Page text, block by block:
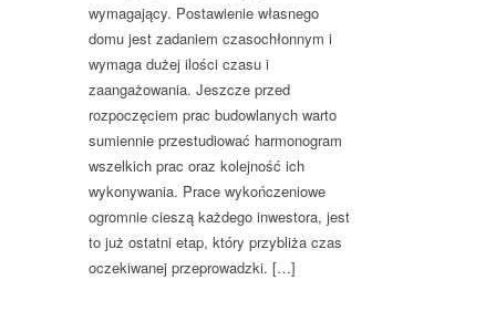
wymagający. Postawienie własnego
domu jest zadaniem czasochłonnym i
wymaga dużej ilości czasu i
zaangażowania. Jeszcze przed
rozpoczęciem prac budowlanych warto
sumiennie przestudiować harmonogram
wszelkich prac oraz kolejność ich
wykonywania. Prace wykończeniowe
ogromnie cieszą każdego inwestora, jest
to już ostatni etap, który przybliża czas
oczekiwanej przeprowadzki. […]